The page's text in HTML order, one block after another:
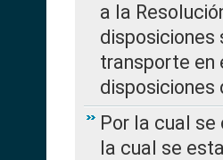
a la
disposiciones
transporte en
disposiciones
Por la cual se
la cual se